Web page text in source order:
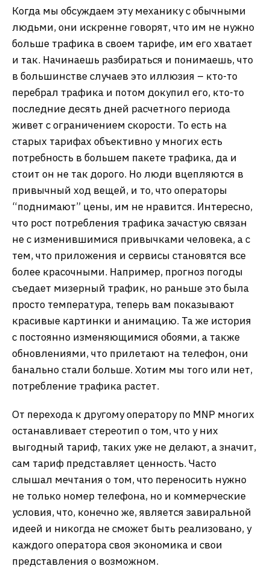
Когда мы обсуждаем эту механику с обычными
людьми, они искренне говорят, что им не нужно
больше трафика в своем тарифе, им его хватает
и так. Начинаешь разбираться и понимаешь, что
в большинстве случаев это иллюзия – кто-то
перебрал трафика и потом докупил его, кто-то
последние десять дней расчетного периода
живет с ограничением скорости. То есть на
старых тарифах объективно у многих есть
потребность в большем пакете трафика, да и
стоит он не так дорого. Но люди вцепляются в
привычный ход вещей, и то, что операторы
“поднимают” цены, им не нравится. Интересно,
что рост потребления трафика зачастую связан
не с изменившимися привычками человека, а с
тем, что приложения и сервисы становятся все
более красочными. Например, прогноз погоды
съедает мизерный трафик, но раньше это была
просто температура, теперь вам показывают
красивые картинки и анимацию. Та же история
с постоянно изменяющимися обоями, а также
обновлениями, что прилетают на телефон, они
банально стали больше. Хотим мы того или нет,
потребление трафика растет.
От перехода к другому оператору по MNP многих
останавливает стереотип о том, что у них
выгодный тариф, таких уже не делают, а значит,
сам тариф представляет ценность. Часто
слышал мечтания о том, что переносить нужно
не только номер телефона, но и коммерческие
условия, что, конечно же, является завиральной
идеей и никогда не сможет быть реализовано, у
каждого оператора своя экономика и свои
представления о возможном.